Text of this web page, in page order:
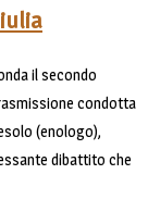
il secondo
condotta
(enologo),
dibattito che